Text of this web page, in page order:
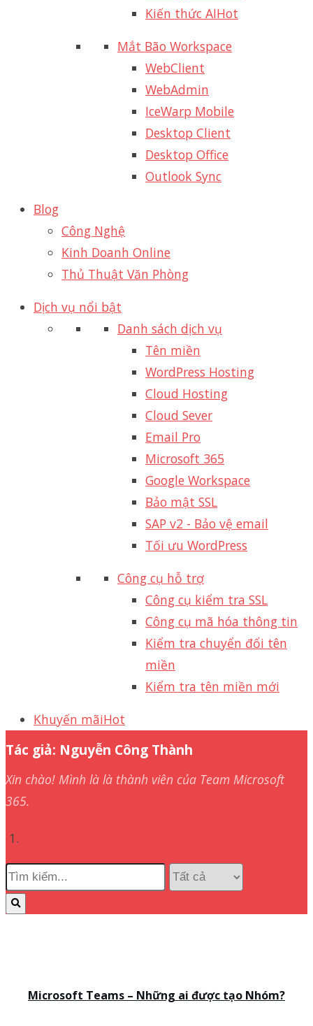
Kiến thức AIHot
Mắt Bão Workspace
WebClient
WebAdmin
IceWarp Mobile
Desktop Client
Desktop Office
Outlook Sync
Blog
Công Nghệ
Kinh Doanh Online
Thủ Thuật Văn Phòng
Dịch vụ nổi bật
Danh sách dịch vụ
Tên miền
WordPress Hosting
Cloud Hosting
Cloud Sever
Email Pro
Microsoft 365
Google Workspace
Bảo mật SSL
SAP v2 - Bảo vệ email​
Tối ưu WordPress
Công cụ hỗ trợ
Công cụ kiểm tra SSL
Công cụ mã hóa thông tin
Kiểm tra chuyển đổi tên
miền
Kiểm tra tên miền mới
Khuyến mãiHot
Tác giả: Nguyễn Công Thành
Xin chào! Mình là là thành viên của Team Microsoft
365.
Microsoft Teams – Những ai được tạo Nhóm?